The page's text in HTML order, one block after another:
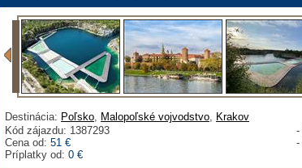
Destinácia: Poľsko, Malopoľské vojvodstvo, Krakov
Kód zájazdu: 1387293
Cena od: 51 €
Príplatky od: 0 €
-
-